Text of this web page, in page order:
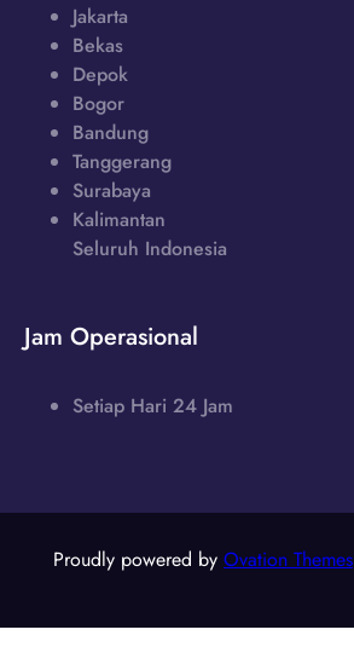
Jakarta
Bekas
Depok
Bogor
Bandung
Tanggerang
Surabaya
Kalimantan
Seluruh Indonesia
Jam Operasional
Setiap Hari 24 Jam
Proudly powered by Ovation Themes